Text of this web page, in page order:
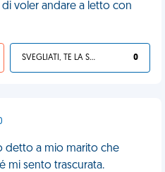
voler andare a letto con
SVEGLIATI, TE LA SEI CERCATA! 0
detto a mio marito che
mi sento trascurata.